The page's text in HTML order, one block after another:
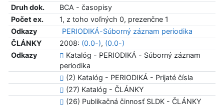
Druh dok.
BCA - časopisy
Počet ex.
1, z toho voľných 0, prezenčne 1
Odkazy
PERIODIKÁ-Súborný záznam periodika
ČLÁNKY
2008: (0.0-), (0.0-)
Odkazy
Katalóg - PERIODIKÁ - Súborný záznam
periodika
(2) Katalóg - PERIODIKÁ - Prijaté čísla
(27) Katalóg - ČLÁNKY
(26) Publikačná činnosť SLDK - ČLÁNKY